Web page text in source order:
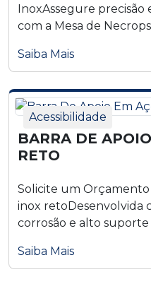
InoxAssegure precisão
com a Mesa de
Saiba Mais
Acessibilidade
BARRA DE
RETO
Solicite um Orçamento
inox retoDesenvolvida
corrosão e alto suporte
Saiba Mais